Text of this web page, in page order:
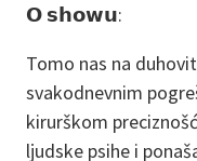
𝗢 𝘀𝗵𝗼𝘄𝘂:
Tomo nas na
svakodnevnim
kirurškom
ljudske psihe i